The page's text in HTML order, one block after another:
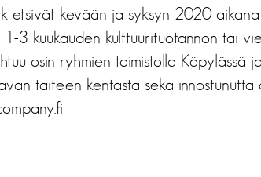
etsivät kevään ja syksyn 2020 aikana
3 kuukauden kulttuurituotannon tai
osin ryhmien toimistolla Käpylässä
taiteen kentästä sekä